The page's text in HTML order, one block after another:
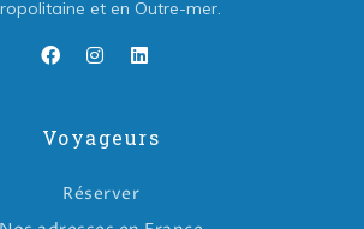
et en Outre-mer.
Voyageurs
Réserver